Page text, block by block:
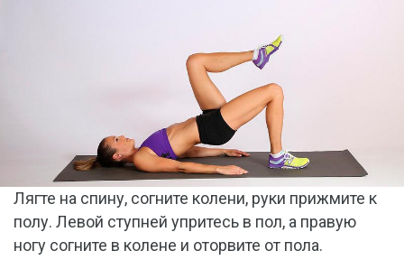
Лягте на спину, согните колени, руки прижмите к
полу. Левой ступней упритесь в пол, а правую
ногу согните в колене и оторвите от пола.